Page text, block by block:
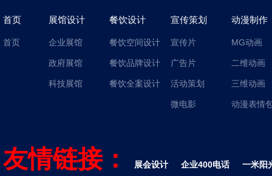
首页
首页
展馆设计
企业展馆
政府展馆
科技展馆
餐饮设计
餐饮空间设计
餐饮品牌设计
餐饮全案设计
宣传策划
宣传片
广告片
活动策划
微电影
动漫制作
MG动画
二维动画
三维动画
动漫表情
友情链接： 展会设计 企业400电话 一米阳